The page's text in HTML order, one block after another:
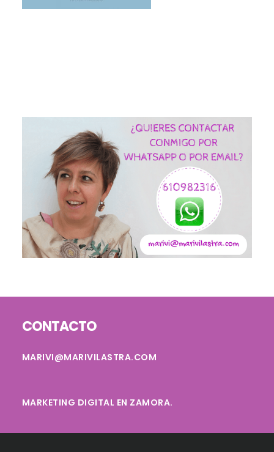
CONTACTO
MARIVI@MARIVILASTRA.COM
MARKETING DIGITAL EN ZAMORA.